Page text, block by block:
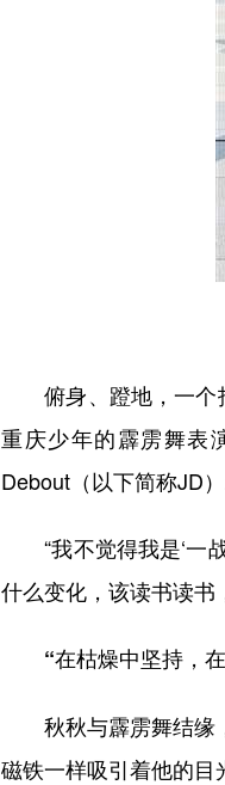
俯身、蹬地，一个
重庆少年的霹雳舞表
Debout（以下简称JD
“我不觉得我是‘一战
什么变化，该读书读书
“在枯燥中坚持，在
秋秋与霹雳舞结缘，
磁铁一样吸引着他的目